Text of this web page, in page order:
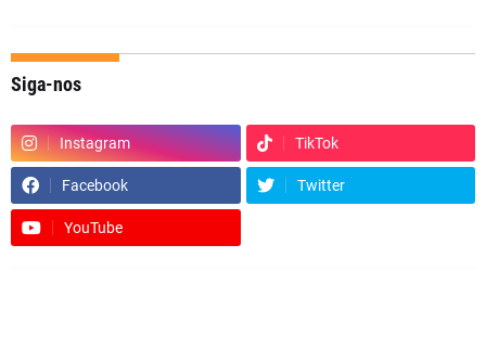
Siga-nos
Instagram TikTok
Facebook Twitter
YouTube